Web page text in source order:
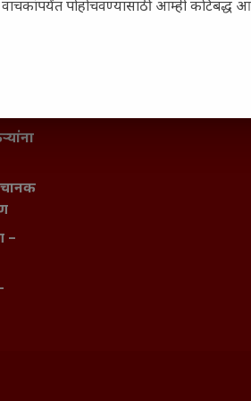
–
वाचकांपर्यंत पोहोचवण्यासाठी आम्ही कटिबद्ध